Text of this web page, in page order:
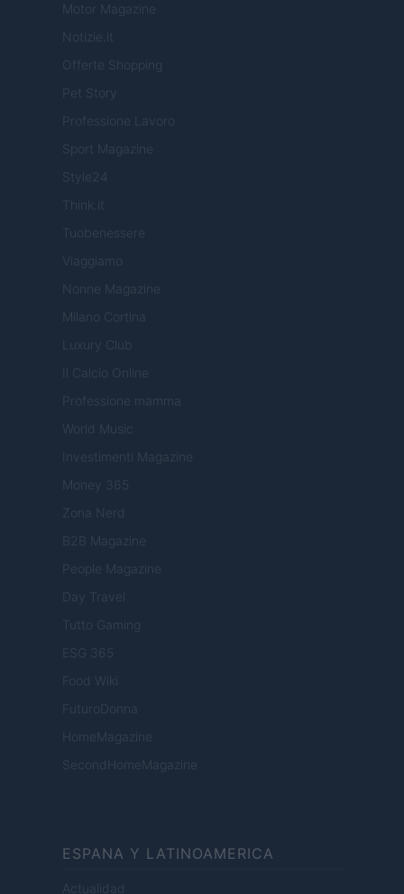
Motor Magazine
Notizie.it
Offerte Shopping
Pet Story
Professione Lavoro
Sport Magazine
Style24
Think.it
Tuobenessere
Viaggiamo
Nonne Magazine
Milano Cortina
Luxury Club
Il Calcio Online
Professione mamma
World Music
Investimenti Magazine
Money 365
Zona Nerd
B2B Magazine
People Magazine
Day Travel
Tutto Gaming
ESG 365
Food Wiki
FuturoDonna
HomeMagazine
SecondHomeMagazine
ESPANA Y LATINOAMERICA
Actualidad